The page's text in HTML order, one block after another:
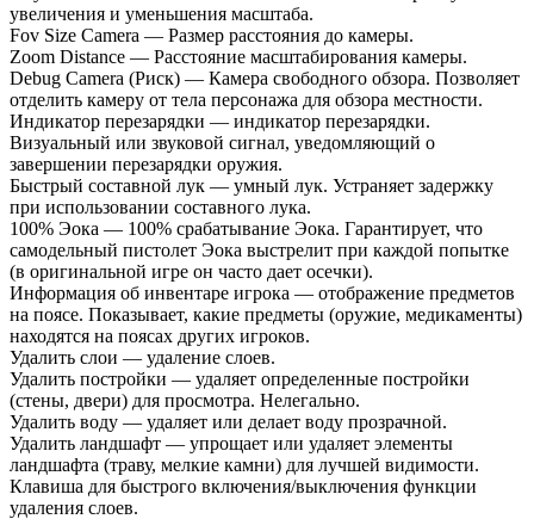
увеличения и уменьшения масштаба.
Fov Size Camera — Размер расстояния до камеры.
Zoom Distance — Расстояние масштабирования камеры.
Debug Camera (Риск) — Камера свободного обзора. Позволяет
отделить камеру от тела персонажа для обзора местности.
Индикатор перезарядки — индикатор перезарядки.
Визуальный или звуковой сигнал, уведомляющий о
завершении перезарядки оружия.
Быстрый составной лук — умный лук. Устраняет задержку
при использовании составного лука.
100% Эока — 100% срабатывание Эока. Гарантирует, что
самодельный пистолет Эока выстрелит при каждой попытке
(в оригинальной игре он часто дает осечки).
Информация об инвентаре игрока — отображение предметов
на поясе. Показывает, какие предметы (оружие, медикаменты)
находятся на поясах других игроков.
Удалить слои — удаление слоев.
Удалить постройки — удаляет определенные постройки
(стены, двери) для просмотра. Нелегально.
Удалить воду — удаляет или делает воду прозрачной.
Удалить ландшафт — упрощает или удаляет элементы
ландшафта (траву, мелкие камни) для лучшей видимости.
Клавиша для быстрого включения/выключения функции
удаления слоев.